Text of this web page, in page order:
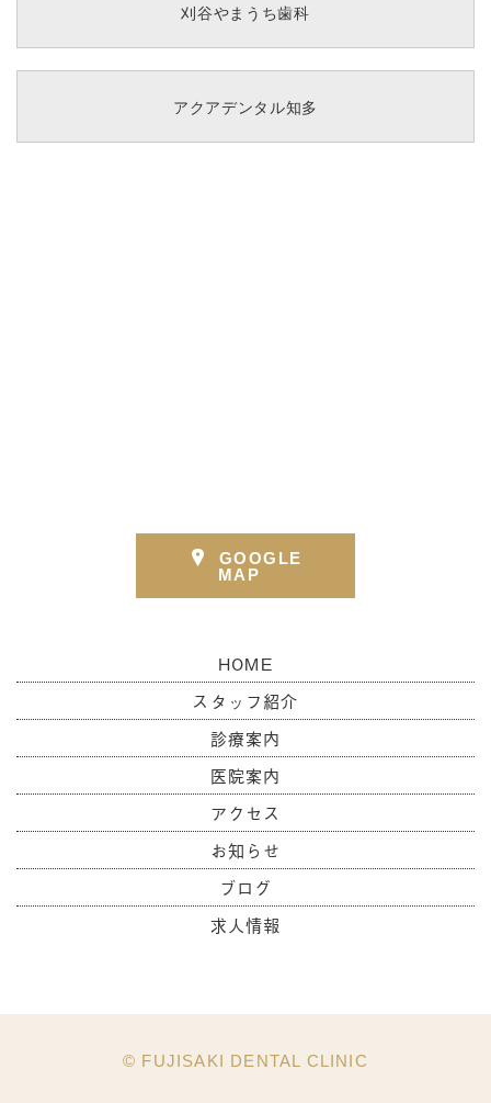
刈谷やまうち歯科
アクアデンタル知多
GOOGLE
MAP
HOME
スタッフ紹介
診療案内
医院案内
アクセス
お知らせ
ブログ
求人情報
© FUJISAKI DENTAL CLINIC